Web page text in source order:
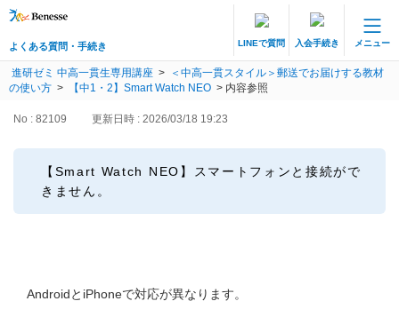
よくある質問・手続き LINEで質問 入会手続き メニュー
保護者サポート 中高一貫講座 トップ
よくある質問・手続き
会員ページへログイン
お客様サポート(手続き・照会)
進研ゼミ 中高一貫生専用講座 >
＜中高一貫スタイル＞郵送でお届けする教材
の使い方 > 【中1・2】Smart Watch NEO > 内容参照
No : 82109 更新日時 : 2026/03/18 19:23
【Smart Watch NEO】スマートフォンと接続がで
きません。
AndroidとiPhoneで対応が異なります。